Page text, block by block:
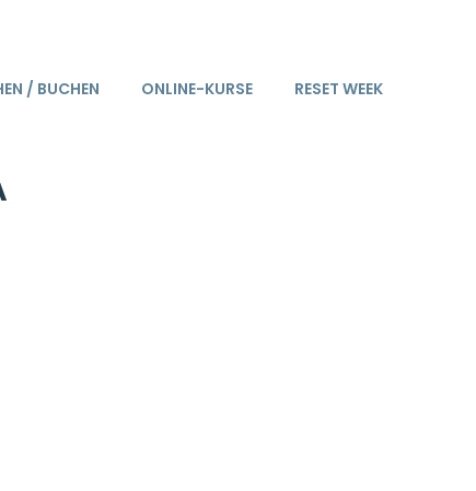
/ BUCHEN ONLINE-KURSE RESET WEEK